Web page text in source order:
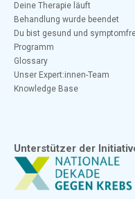
Deine Therapie läuft
Behandlung wurde beendet
Du bist gesund und
Programm
Glossary
Unser Expert:innen-Team
Knowledge Base
Unterstützer der